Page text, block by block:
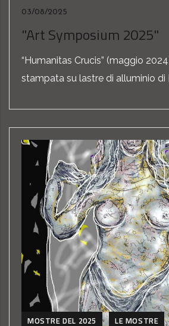
03/08/2025
"Art Symposium 2025"
“Humanitas Crucis” (maggio
stampata su lastre di alluminio di
MOSTRE DEL 2025 LE MOSTRE